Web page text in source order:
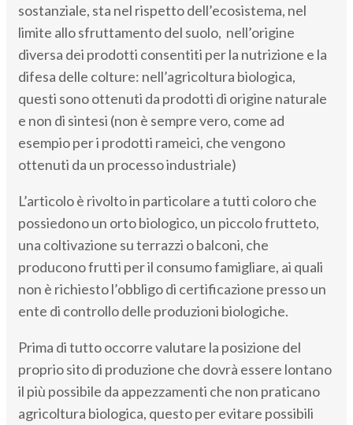
sostanziale, sta nel rispetto dell’ecosistema, nel
limite allo sfruttamento del suolo, nell’origine
diversa dei prodotti consentiti per la nutrizione e la
difesa delle colture: nell’agricoltura biologica,
questi sono ottenuti da prodotti di origine naturale
e non di sintesi (non è sempre vero, come ad
esempio per i prodotti rameici, che vengono
ottenuti da un processo industriale)
L’articolo è rivolto in particolare a tutti coloro che
possiedono un orto biologico, un piccolo frutteto,
una coltivazione su terrazzi o balconi, che
producono frutti per il consumo famigliare, ai quali
non è richiesto l’obbligo di certificazione presso un
ente di controllo delle produzioni biologiche.
Prima di tutto occorre valutare la posizione del
proprio sito di produzione che dovrà essere lontano
il più possibile da appezzamenti che non praticano
agricoltura biologica, questo per evitare possibili